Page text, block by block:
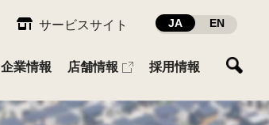
サービスサイト JA EN
企業情報 店舗情報 採用情報